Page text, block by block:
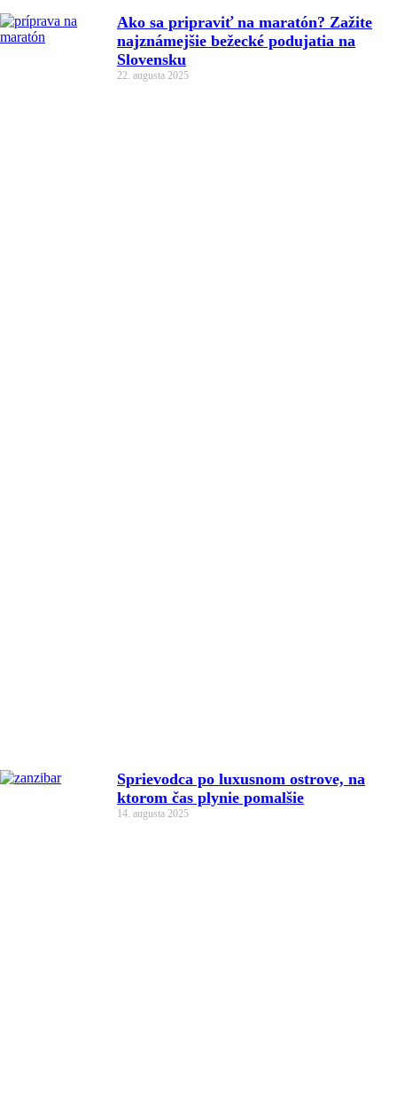
Ako sa pripraviť na maratón? Zažite
najznámejšie bežecké podujatia na
Slovensku
22. augusta 2025
Sprievodca po luxusnom ostrove, na
ktorom čas plynie pomalšie
14. augusta 2025